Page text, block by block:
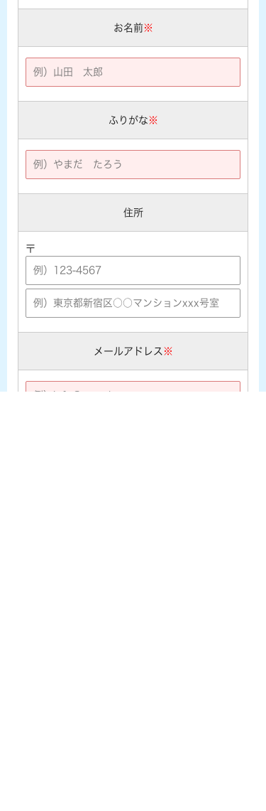
お名前※
ふりがな ※
住所
〒
メールアドレス ※